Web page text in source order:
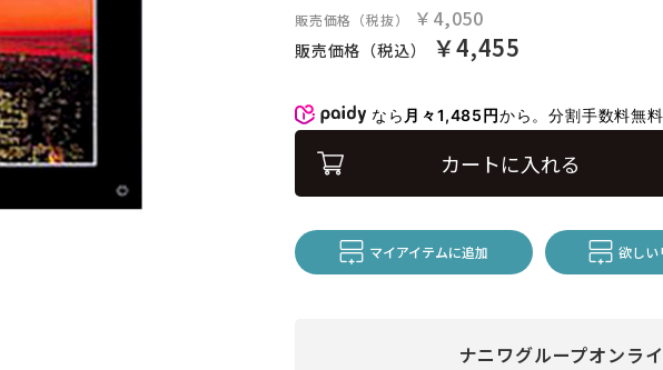
販売価格（税抜）
￥4,050
販売価格（税込） ￥4,455
なら 月々1,485円から。分割手数料無
カートに入れる
マイアイテムに追加 欲しい
ナニワグループオンラ